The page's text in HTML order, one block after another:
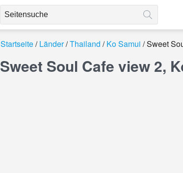
Startseite Länder Thailand Ko Samui Sweet
Sweet Soul Cafe view 2,